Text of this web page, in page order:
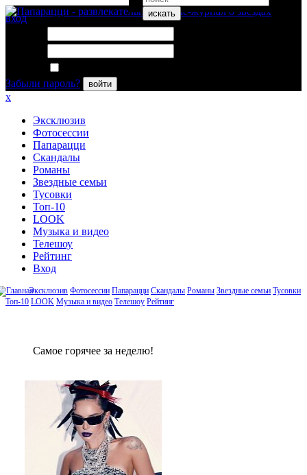
искать
вход
Забыли пароль?
войти
x
Эксклюзив
Фотосессии
Папарацци
Скандалы
Романы
Звездные семьи
Тусовки
Топ-10
LOOK
Музыка и видео
Телешоу
Рейтинг
Вход
Эксклюзив Фотосессии Папарацци Скандалы Романы Звездные семьи Тусовки
Топ-10 LOOK Музыка и видео Телешоу Рейтинг
Сaмое гoрячее за неделю!